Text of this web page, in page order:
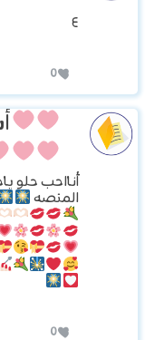
٤
0
أنااحب حلو
المنصه
0